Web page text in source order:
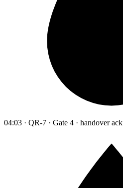
04:03 · QR-7 · Gate 4 · handover ack